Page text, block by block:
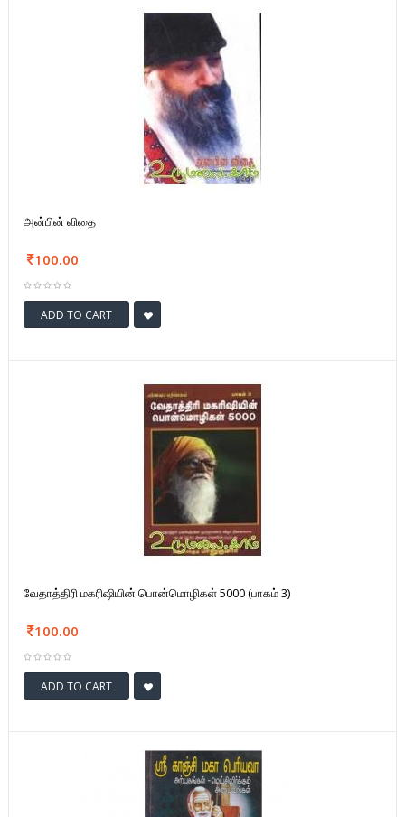
அன்பின் விதை
100.00
ADD TO CART
வேதாத்திரி மகரிஷியின் பொன்மொழிகள் 5000 (பாகம் 3)
100.00
ADD TO CART